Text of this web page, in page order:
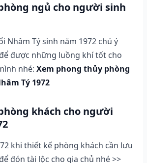
ngủ cho người sinh
Nhâm Tý sinh năm 1972 chú ý
được những luồng khí tốt cho
nhé: Xem phong thủy phòng
Tý 1972
khách cho người
khi thiết kế phòng khách cần lưu
đón tài lộc cho gia chủ nhé >>